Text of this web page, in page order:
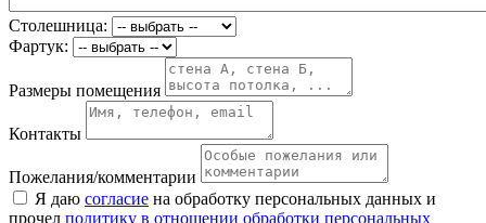
Столешница:
Фартук:
Размеры помещения
Контакты
Пожелания/комментарии
Я даю согласие на обработку персональных данных и
прочел политику в отношении обработки персональных